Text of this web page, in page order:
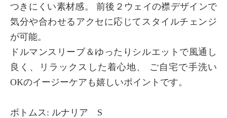
つきにくい素材感。 前後２ウェイの襟デザインで
気分や合わせるアクセに応じてスタイルチェンジ
が可能。
ドルマンスリーブ＆ゆったりシルエットで風通し
良く、リラックスした着心地、 ご自宅で手洗い
OKのイージーケアも嬉しいポイントです。
ボトムス: ルナリア S